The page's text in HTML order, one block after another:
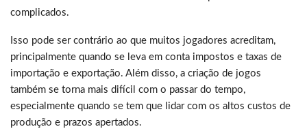
complicados.
Isso pode ser contrário ao que muitos jogadores acreditam,
principalmente quando se leva em conta impostos e taxas de
importação e exportação. Além disso, a criação de jogos
também se torna mais difícil com o passar do tempo,
especialmente quando se tem que lidar com os altos custos de
produção e prazos apertados.